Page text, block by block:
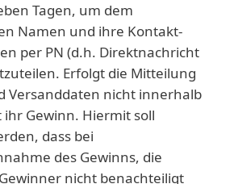
Tagen, um dem
Namen und ihre Kontakt-
per PN (d.h. Direktnachricht
Erfolgt die Mitteilung
Versanddaten nicht innerhalb
Gewinn. Hiermit soll
dass bei
des Gewinns, die
nicht benachteiligt